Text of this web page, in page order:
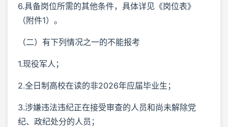
6.具备岗位所需的其他条件，具体详见《岗位表》
（附件1）。
（二）有下列情况之一的不能报考
1.现役军人；
2.全日制高校在读的非2026年应届毕业生；
3.涉嫌违法违纪正在接受审查的人员和尚未解除党
纪、政纪处分的人员；